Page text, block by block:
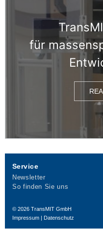
für
Service
Newsletter
So finden Sie uns
© 2026 TransMIT GmbH
Impressum
Datenschutz